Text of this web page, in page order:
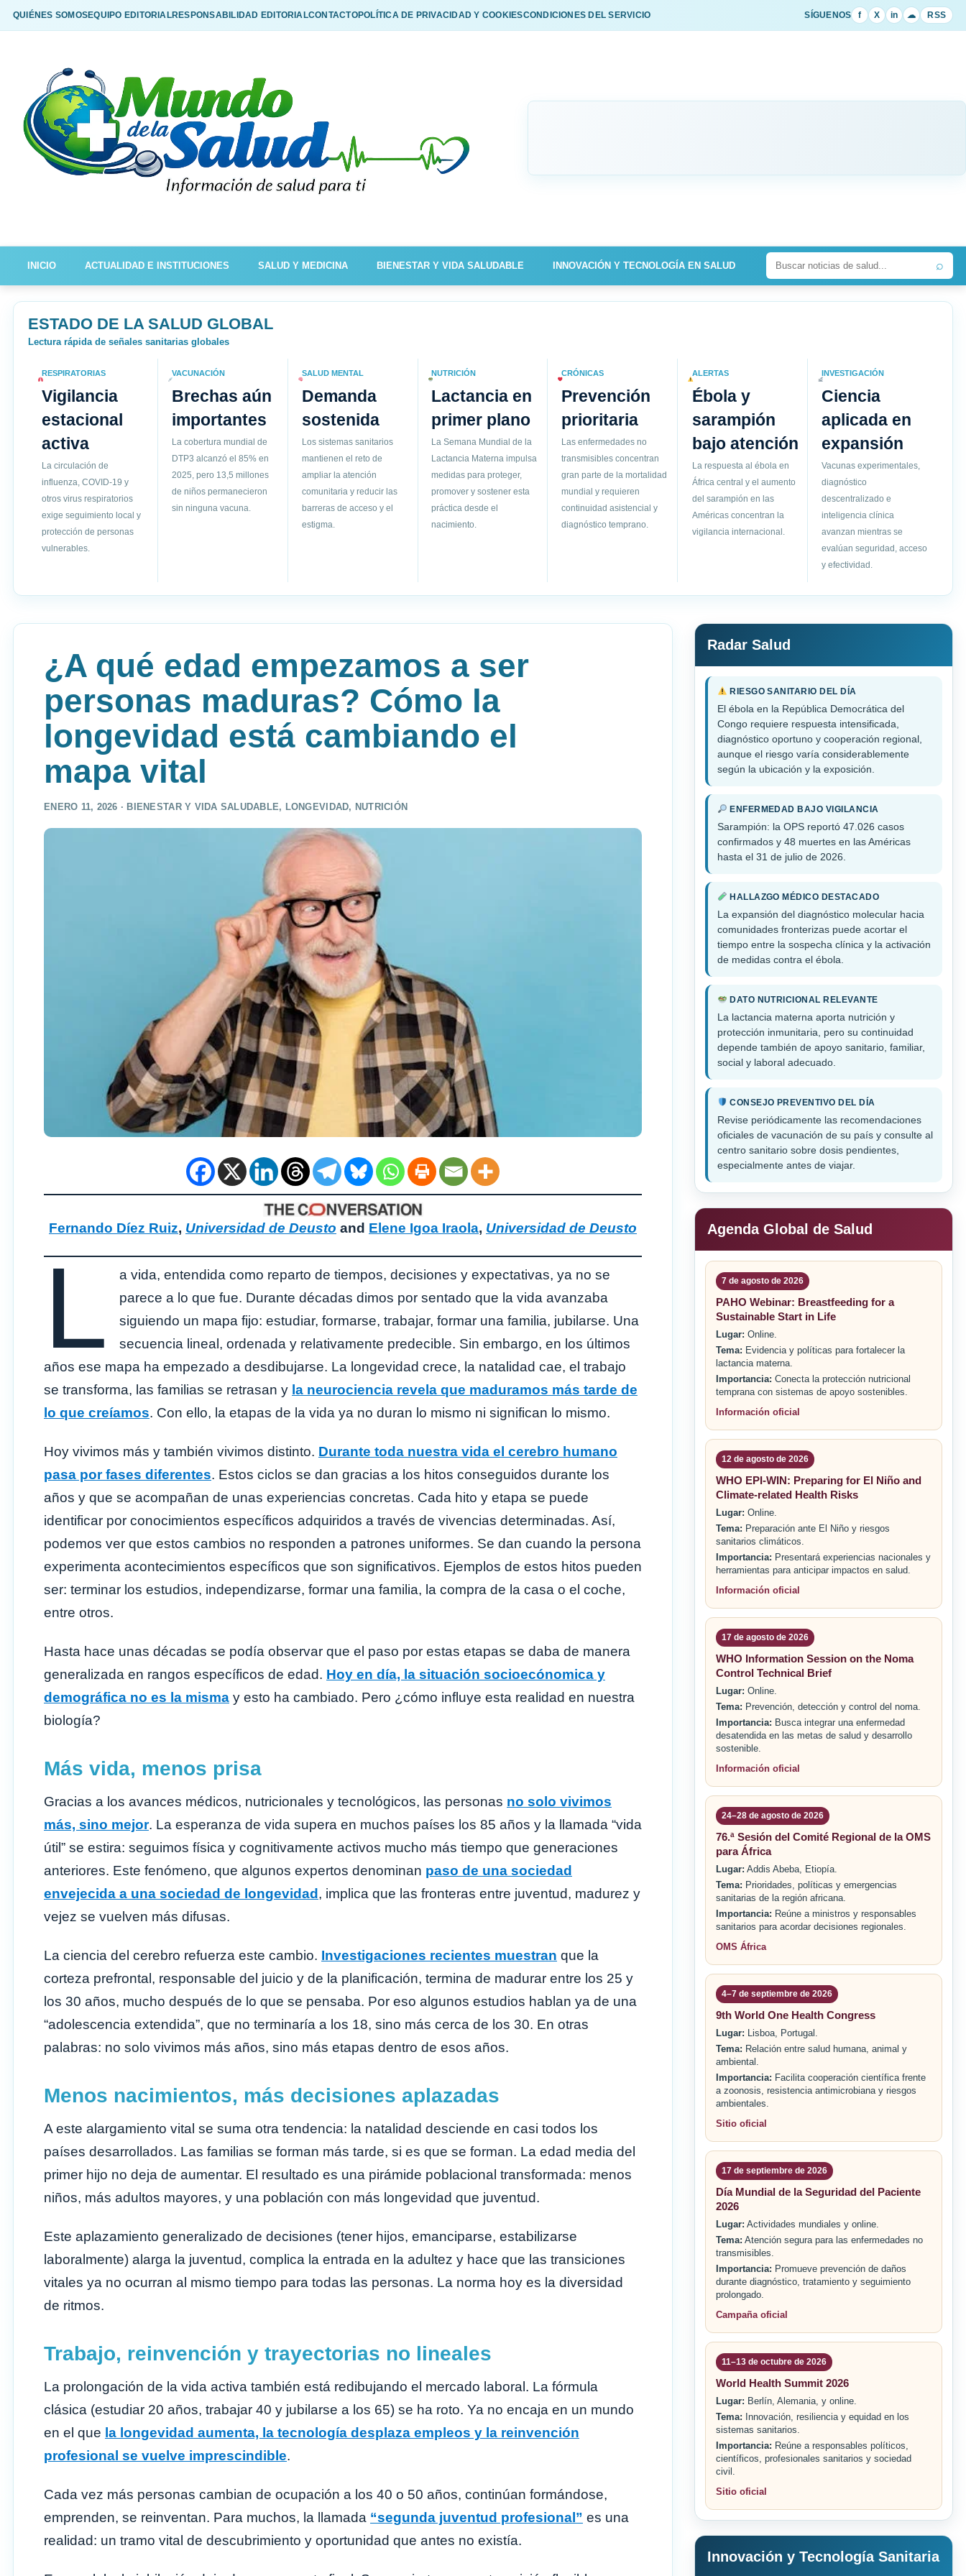
QUIÉNES SOMOSEQUIPO EDITORIALRESPONSABILIDAD EDITORIALCONTACTOPOLÍTICA DE PRIVACIDAD Y COOKIESCONDICIONES DEL SERVICIO SÍGUENOS f X in ☁ RSS
INICIO ACTUALIDAD E INSTITUCIONES SALUD Y MEDICINA BIENESTAR Y VIDA SALUDABLE INNOVACIÓN Y TECNOLOGÍA EN SALUD ⌕
ESTADO DE LA SALUD GLOBAL
Lectura rápida de señales sanitarias globales
RESPIRATORIAS
Vigilancia
estacional
activa
La circulación de
influenza, COVID-19 y
otros virus respiratorios
exige seguimiento local y
protección de personas
vulnerables.
VACUNACIÓN
Brechas aún
importantes
La cobertura mundial de
DTP3 alcanzó el 85% en
2025, pero 13,5 millones
de niños permanecieron
sin ninguna vacuna.
SALUD MENTAL
Demanda
sostenida
Los sistemas sanitarios
mantienen el reto de
ampliar la atención
comunitaria y reducir las
barreras de acceso y el
estigma.
NUTRICIÓN
Lactancia en
primer plano
La Semana Mundial de la
Lactancia Materna impulsa
medidas para proteger,
promover y sostener esta
práctica desde el
nacimiento.
CRÓNICAS
Prevención
prioritaria
Las enfermedades no
transmisibles concentran
gran parte de la mortalidad
mundial y requieren
continuidad asistencial y
diagnóstico temprano.
ALERTAS
Ébola y
sarampión
bajo atención
La respuesta al ébola en
África central y el aumento
del sarampión en las
Américas concentran la
vigilancia internacional.
INVESTIGACIÓN
Ciencia
aplicada en
expansión
Vacunas experimentales,
diagnóstico
descentralizado e
inteligencia clínica
avanzan mientras se
evalúan seguridad, acceso
y efectividad.
¿A qué edad empezamos a ser
personas maduras? Cómo la
longevidad está cambiando el
mapa vital
ENERO 11, 2026 · BIENESTAR Y VIDA SALUDABLE, LONGEVIDAD, NUTRICIÓN
Fernando Díez Ruiz, Universidad de Deusto and Elene Igoa Iraola, Universidad de Deusto
L
a vida, entendida como reparto de tiempos, decisiones y expectativas, ya no se
parece a lo que fue. Durante décadas dimos por sentado que la vida avanzaba
siguiendo un mapa fijo: estudiar, formarse, trabajar, formar una familia, jubilarse. Una
secuencia lineal, ordenada y relativamente predecible. Sin embargo, en los últimos
años ese mapa ha empezado a desdibujarse. La longevidad crece, la natalidad cae, el trabajo
se transforma, las familias se retrasan y la neurociencia revela que maduramos más tarde de
lo que creíamos. Con ello, la etapas de la vida ya no duran lo mismo ni significan lo mismo.
Hoy vivimos más y también vivimos distinto. Durante toda nuestra vida el cerebro humano
pasa por fases diferentes. Estos ciclos se dan gracias a los hitos conseguidos durante los
años y que se acompañan de unas experiencias concretas. Cada hito y etapa se puede
identificar por conocimientos específicos adquiridos a través de vivencias determinadas. Así,
podemos ver que estos cambios no responden a patrones uniformes. Se dan cuando la persona
experimenta acontecimientos específicos que son significativos. Ejemplos de estos hitos pueden
ser: terminar los estudios, independizarse, formar una familia, la compra de la casa o el coche,
entre otros.
Hasta hace unas décadas se podía observar que el paso por estas etapas se daba de manera
generalizada en rangos específicos de edad. Hoy en día, la situación socioecónomica y
demográfica no es la misma y esto ha cambiado. Pero ¿cómo influye esta realidad en nuestra
biología?
Más vida, menos prisa
Gracias a los avances médicos, nutricionales y tecnológicos, las personas no solo vivimos
más, sino mejor. La esperanza de vida supera en muchos países los 85 años y la llamada “vida
útil” se estira: seguimos física y cognitivamente activos mucho más tiempo que generaciones
anteriores. Este fenómeno, que algunos expertos denominan paso de una sociedad
envejecida a una sociedad de longevidad , implica que las fronteras entre juventud, madurez y
vejez se vuelven más difusas.
La ciencia del cerebro refuerza este cambio. Investigaciones recientes muestran que la
corteza prefrontal, responsable del juicio y de la planificación, termina de madurar entre los 25 y
los 30 años, mucho después de lo que se pensaba. Por eso algunos estudios hablan ya de una
“adolescencia extendida”, que no terminaría a los 18, sino más cerca de los 30. En otras
palabras: no solo vivimos más años, sino más etapas dentro de esos años.
Menos nacimientos, más decisiones aplazadas
A este alargamiento vital se suma otra tendencia: la natalidad desciende en casi todos los
países desarrollados. Las familias se forman más tarde, si es que se forman. La edad media del
primer hijo no deja de aumentar. El resultado es una pirámide poblacional transformada: menos
niños, más adultos mayores, y una población con más longevidad que juventud.
Este aplazamiento generalizado de decisiones (tener hijos, emanciparse, estabilizarse
laboralmente) alarga la juventud, complica la entrada en la adultez y hace que las transiciones
vitales ya no ocurran al mismo tiempo para todas las personas. La norma hoy es la diversidad
de ritmos.
Trabajo, reinvención y trayectorias no lineales
La prolongación de la vida activa también está redibujando el mercado laboral. La fórmula
clásica (estudiar 20 años, trabajar 40 y jubilarse a los 65) se ha roto. Ya no encaja en un mundo
en el que la longevidad aumenta, la tecnología desplaza empleos y la reinvención
profesional se vuelve imprescindible.
Cada vez más personas cambian de ocupación a los 40 o 50 años, continúan formándose,
emprenden, se reinventan. Para muchos, la llamada “segunda juventud profesional” es una
realidad: un tramo vital de descubrimiento y oportunidad que antes no existía.
Radar Salud
RIESGO SANITARIO DEL DÍA
El ébola en la República Democrática del
Congo requiere respuesta intensificada,
diagnóstico oportuno y cooperación regional,
aunque el riesgo varía considerablemente
según la ubicación y la exposición.
ENFERMEDAD BAJO VIGILANCIA
Sarampión: la OPS reportó 47.026 casos
confirmados y 48 muertes en las Américas
hasta el 31 de julio de 2026.
HALLAZGO MÉDICO DESTACADO
La expansión del diagnóstico molecular hacia
comunidades fronterizas puede acortar el
tiempo entre la sospecha clínica y la activación
de medidas contra el ébola.
DATO NUTRICIONAL RELEVANTE
La lactancia materna aporta nutrición y
protección inmunitaria, pero su continuidad
depende también de apoyo sanitario, familiar,
social y laboral adecuado.
CONSEJO PREVENTIVO DEL DÍA
Revise periódicamente las recomendaciones
oficiales de vacunación de su país y consulte al
centro sanitario sobre dosis pendientes,
especialmente antes de viajar.
Agenda Global de Salud
7 de agosto de 2026
PAHO Webinar: Breastfeeding for a
Sustainable Start in Life
Lugar: Online.
Tema: Evidencia y políticas para fortalecer la
lactancia materna.
Importancia: Conecta la protección nutricional
temprana con sistemas de apoyo sostenibles.
Información oficial
12 de agosto de 2026
WHO EPI-WIN: Preparing for El Niño and
Climate-related Health Risks
Lugar: Online.
Tema: Preparación ante El Niño y riesgos
sanitarios climáticos.
Importancia: Presentará experiencias nacionales y
herramientas para anticipar impactos en salud.
Información oficial
17 de agosto de 2026
WHO Information Session on the Noma
Control Technical Brief
Lugar: Online.
Tema: Prevención, detección y control del noma.
Importancia: Busca integrar una enfermedad
desatendida en las metas de salud y desarrollo
sostenible.
Información oficial
24–28 de agosto de 2026
76.ª Sesión del Comité Regional de la OMS
para África
Lugar: Addis Abeba, Etiopía.
Tema: Prioridades, políticas y emergencias
sanitarias de la región africana.
Importancia: Reúne a ministros y responsables
sanitarios para acordar decisiones regionales.
OMS África
4–7 de septiembre de 2026
9th World One Health Congress
Lugar: Lisboa, Portugal.
Tema: Relación entre salud humana, animal y
ambiental.
Importancia: Facilita cooperación científica frente
a zoonosis, resistencia antimicrobiana y riesgos
ambientales.
Sitio oficial
17 de septiembre de 2026
Día Mundial de la Seguridad del Paciente
2026
Lugar: Actividades mundiales y online.
Tema: Atención segura para las enfermedades no
transmisibles.
Importancia: Promueve prevención de daños
durante diagnóstico, tratamiento y seguimiento
prolongado.
Campaña oficial
11–13 de octubre de 2026
World Health Summit 2026
Lugar: Berlín, Alemania, y online.
Tema: Innovación, resiliencia y equidad en los
sistemas sanitarios.
Importancia: Reúne a responsables políticos,
científicos, profesionales sanitarios y sociedad
civil.
Sitio oficial
Innovación y Tecnología Sanitaria